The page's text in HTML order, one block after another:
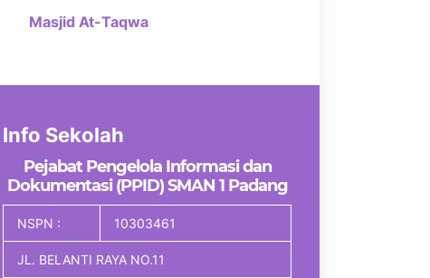
Masjid At-Taqwa
Info Sekolah
Pejabat Pengelola Informasi dan
Dokumentasi (PPID) SMAN 1 Padang
NSPN : 10303461
JL. BELANTI RAYA NO.11